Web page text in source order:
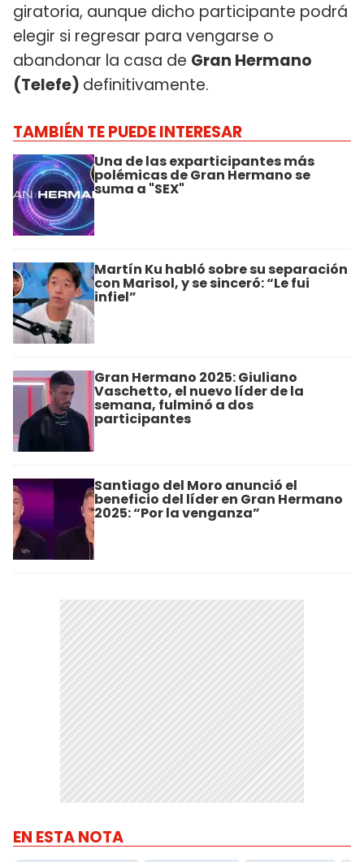
giratoria, aunque dicho participante podrá
elegir si regresar para vengarse o
abandonar la casa de Gran Hermano
(Telefe) definitivamente.
TAMBIÉN TE PUEDE INTERESAR
Una de las exparticipantes más
polémicas de Gran Hermano se
suma a "SEX"
Martín Ku habló sobre su separación
con Marisol, y se sinceró: “Le fui
infiel”
Gran Hermano 2025: Giuliano
Vaschetto, el nuevo líder de la
semana, fulminó a dos
participantes
Santiago del Moro anunció el
beneficio del líder en Gran Hermano
2025: “Por la venganza”
EN ESTA NOTA